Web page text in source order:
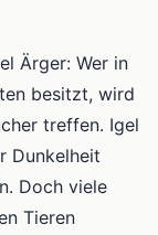
Ärger: Wer in
besitzt, wird
treffen. Igel
Dunkelheit
Doch viele
Tieren